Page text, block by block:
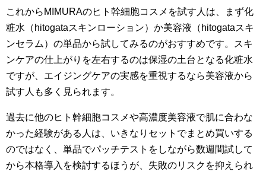
これからMIMURAのヒト幹細胞コスメを試す人は、まず化
粧水（hitogataスキンローション）か美容液（hitogataスキ
ンセラム）の単品から試してみるのがおすすめです。スキ
ンケアの仕上がりを左右するのは保湿の土台となる化粧水
ですが、エイジングケアの実感を重視するなら美容液から
試す人も多く見られます。
過去に他のヒト幹細胞コスメや高濃度美容液で肌に合わな
かった経験がある人は、いきなりセットでまとめ買いする
のではなく、単品でパッチテストをしながら数週間試して
から本格導入を検討するほうが、失敗のリスクを抑えられ